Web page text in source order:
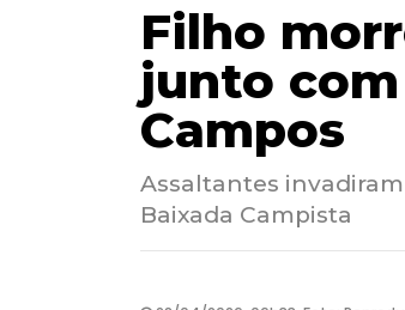
Filho
junto
Campos
Assaltantes
Baixada Campista